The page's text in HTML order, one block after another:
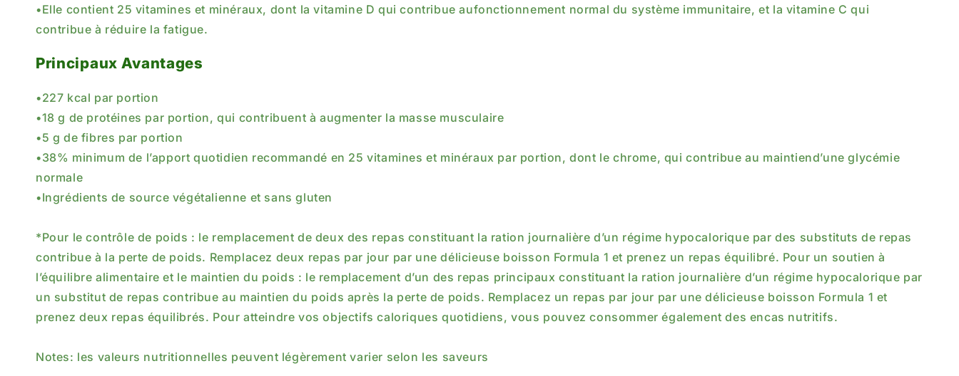
•Elle contient 25 vitamines et minéraux, dont la vitamine D qui contribue aufonctionnement normal du système immunitaire, et la vitamine C qui
contribue à réduire la fatigue.
Principaux Avantages
•227 kcal par portion
•18 g de protéines par portion, qui contribuent à augmenter la masse musculaire
•5 g de fibres par portion
•38% minimum de l’apport quotidien recommandé en 25 vitamines et minéraux par portion, dont le chrome, qui contribue au maintiend’une glycémie
normale
•Ingrédients de source végétalienne et sans gluten
*Pour le contrôle de poids : le remplacement de deux des repas constituant la ration journalière d’un régime hypocalorique par des substituts de repas
contribue à la perte de poids. Remplacez deux repas par jour par une délicieuse boisson Formula 1 et prenez un repas équilibré. Pour un soutien à
l’équilibre alimentaire et le maintien du poids : le remplacement d’un des repas principaux constituant la ration journalière d’un régime hypocalorique par
un substitut de repas contribue au maintien du poids après la perte de poids. Remplacez un repas par jour par une délicieuse boisson Formula 1 et
prenez deux repas équilibrés. Pour atteindre vos objectifs caloriques quotidiens, vous pouvez consommer également des encas nutritifs.
Notes: les valeurs nutritionnelles peuvent légèrement varier selon les saveurs